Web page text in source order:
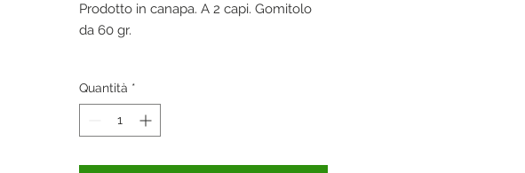
Prodotto in canapa. A 2 capi. Gomitolo
da 60 gr.
Quantità *